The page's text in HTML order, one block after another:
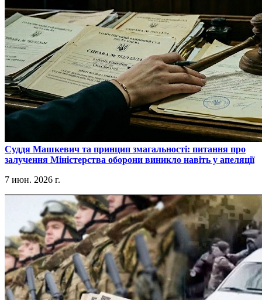
​Суддя Машкевич та принцип змагальності: питання про
залучення Міністерства оборони виникло навіть у апеляції
7 июн. 2026 г.